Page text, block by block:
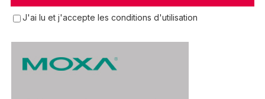
J'ai lu et j'accepte les conditions d'utilisation